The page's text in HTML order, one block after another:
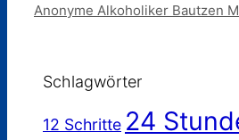
Anonyme Alkoholiker Bautzen
Schlagwörter
12 Schritte 24